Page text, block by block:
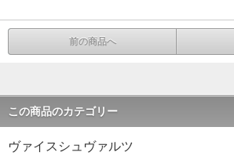
前の商品へ
この商品のカテゴリー
ヴァイスシュヴァルツ